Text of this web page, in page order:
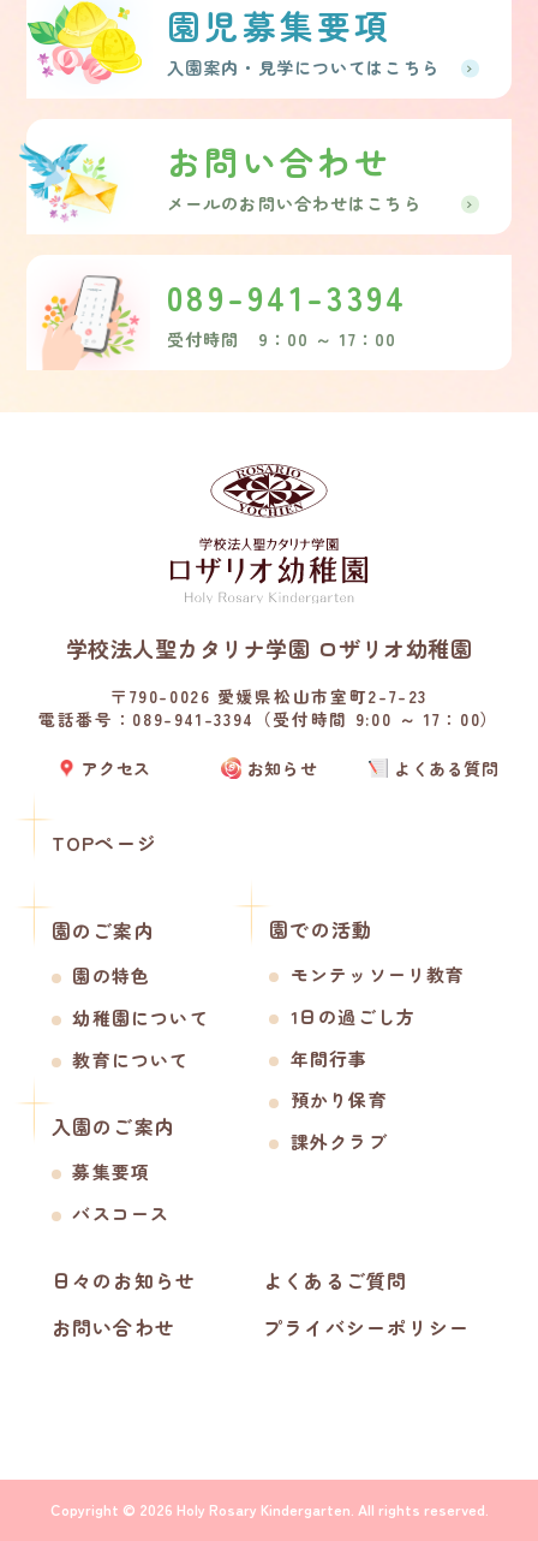
園児募集要項
入園案内・見学についてはこちら
お問い合わせ
メールのお問い合わせはこちら
089-941-3394
受付時間 9：00 ～ 17：00
TOPページ
園のご案内
園の特色
幼稚園について
教育について
園での活動
モンテッソーリ教育
1日の過ごし方
年間行事
預かり保育
課外クラブ
入園のご案内
募集要項
バスコース
日々のお知らせ
よくあるご質問
お問い合わせ
プライバシーポリシー
学校法人聖カタリナ学園 ロザリオ幼稚園
〒790-0026 愛媛県松山市室町2-7-23
電話番号：089-941-3394（受付時間 9:00 ～ 17：00）
アクセス お知らせ よくある質問
Copyright © 2026 Holy Rosary Kindergarten. All rights reserved.